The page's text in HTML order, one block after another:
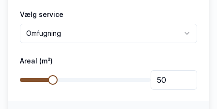
Vælg service
Omfugning
Areal (m²)